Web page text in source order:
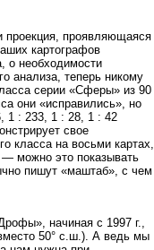
проекция, проявляющаяся
картографов
о необходимости
анализа, теперь никому
серии «Сферы» из 90
они «исправились», но
1 : 233, 1 : 28, 1 : 42
свое
класса на восьми картах,
можно это показывать
пишут «маштаб», с чем
начиная с 1997 г.,
50° с.ш.). А ведь мы